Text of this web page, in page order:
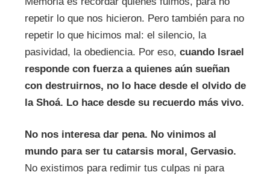
repetir lo que nos hicieron. Pero también para no
repetir lo que hicimos mal: el silencio, la
pasividad, la obediencia. Por eso, cuando Israel
responde con fuerza a quienes aún sueñan
con destruirnos, no lo hace desde el olvido de
la Shoá. Lo hace desde su recuerdo más vivo.
No nos interesa dar pena. No vinimos al
mundo para ser tu catarsis moral, Gervasio.
No existimos para redimir tus culpas ni para